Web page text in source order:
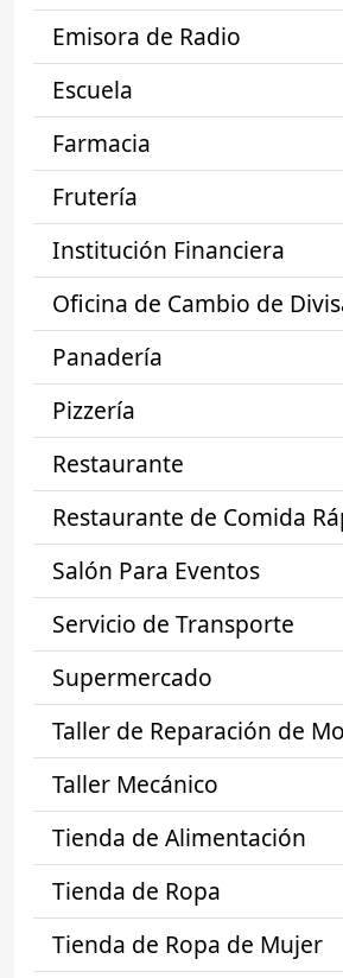
Emisora de Radio
Escuela
Farmacia
Frutería
Institución Financiera
Oficina de Cambio de
Panadería
Pizzería
Restaurante
Restaurante de Comida
Salón Para Eventos
Servicio de Transporte
Supermercado
Taller de Reparación de
Taller Mecánico
Tienda de Alimentación
Tienda de Ropa
Tienda de Ropa de Mujer